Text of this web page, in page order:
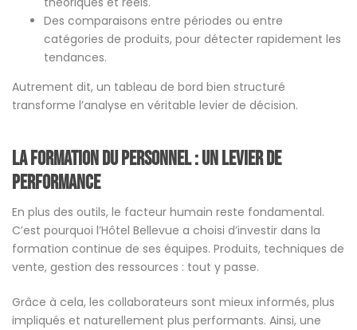
Des comparaisons entre périodes ou entre
catégories de produits, pour détecter rapidement les
tendances.
Autrement dit, un tableau de bord bien structuré
transforme l’analyse en véritable levier de décision.
La formation du personnel : un levier de
performance
En plus des outils, le facteur humain reste fondamental.
C’est pourquoi l’Hôtel Bellevue a choisi d’investir dans la
formation continue de ses équipes. Produits, techniques de
vente, gestion des ressources : tout y passe.
Grâce à cela, les collaborateurs sont mieux informés, plus
impliqués et naturellement plus performants. Ainsi, une